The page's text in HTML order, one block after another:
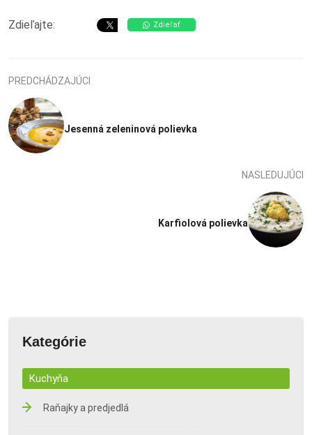
Zdieľajte: Zdieľať
PREDCHÁDZAJÚCI
Jesenná zeleninová polievka
NASLEDUJÚCI
Karfiolová polievka
Kategórie
Kuchyňa
Raňajky a predjedlá